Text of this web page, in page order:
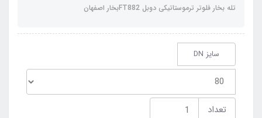
تله بخار فلوتر ترموستاتیکی دوبل FT882بخار اصفهان
سایز DN
تعداد